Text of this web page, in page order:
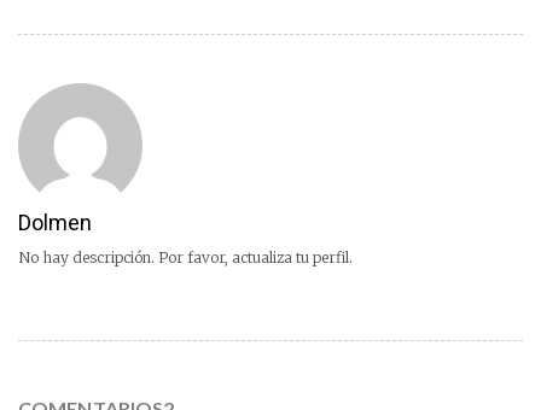
Dolmen
No hay descripción. Por favor, actualiza tu perfil.